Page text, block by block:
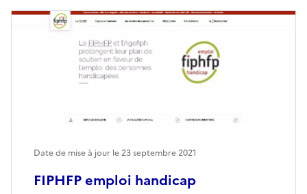
FIPHFP emploi handicap
Date de mise à jour le23 septembre 2021